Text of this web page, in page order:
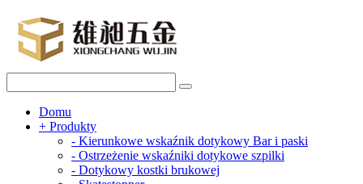
Domu
+ Produkty
- Kierunkowe wskaźnik dotykowy Bar i paski
- Ostrzeżenie wskaźniki dotykowe szpilki
- Dotykowy kostki brukowej